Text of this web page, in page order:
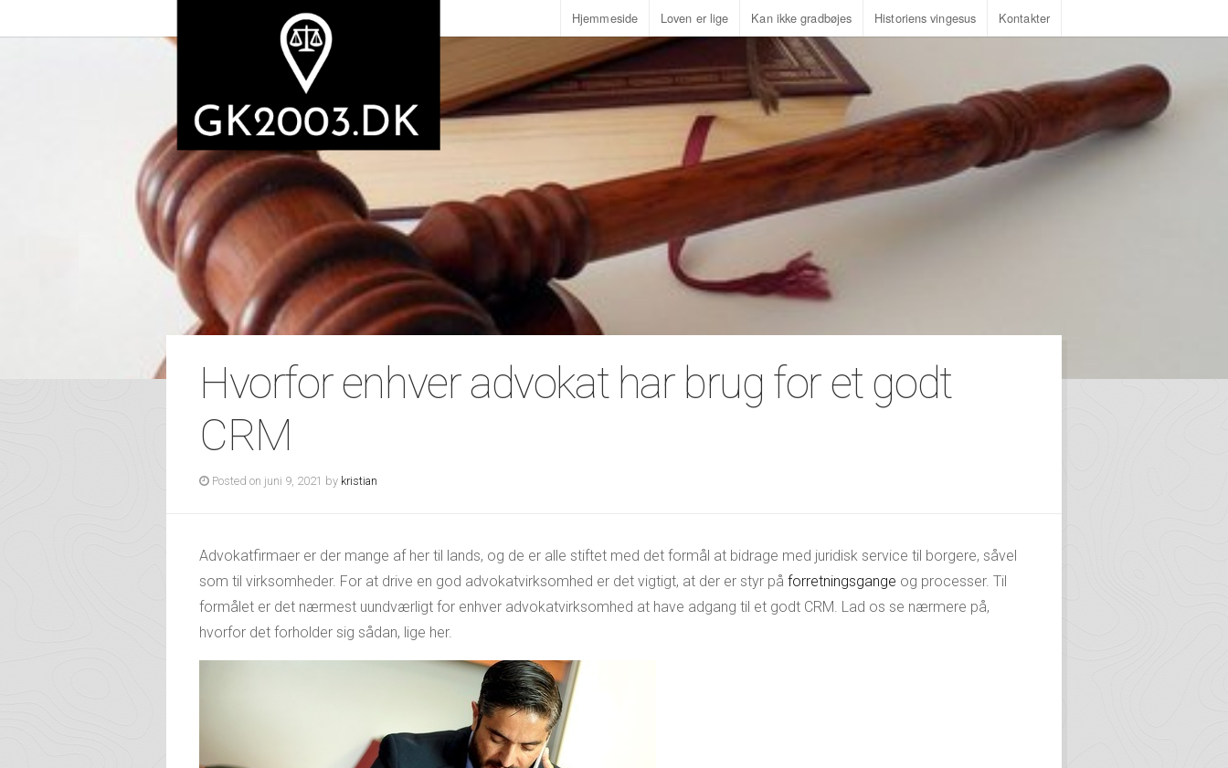
Hjemmeside Loven er lige Kan ikke gradbøjes Historiens vingesus Kontakter
Hvorfor enhver advokat har brug for et godt
CRM
Posted on juni 9, 2021 by kristian
Advokatfirmaer er der mange af her til lands, og de er alle stiftet med det formål at bidrage med juridisk service til borgere, såvel
som til virksomheder. For at drive en god advokatvirksomhed er det vigtigt, at der er styr på forretningsgange og processer. Til
formålet er det nærmest uundværligt for enhver advokatvirksomhed at have adgang til et godt CRM. Lad os se nærmere på,
hvorfor det forholder sig sådan, lige her.